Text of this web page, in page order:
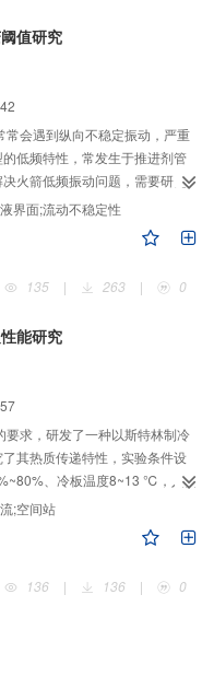
，平均相对误差仅为0.46%，
值研究
会遇到纵向不稳定振动，严重
低频特性，常发生于推进剂管
火箭低频振动问题，需要研究
入高度函数法改进冷凝传质模
凝脉动频率与气液相界面曲率
荡特性。研究结果表明：推进剂
动、气羽振荡、间歇回流。其
，而稳定脉动的压力幅值仅为
振荡流型，此无量纲判据可准确
界面;流动不稳定性
135
| 263 | 0
能研究
求，研发了一种以斯特林制冷
其热质传递特性，实验条件设
、冷板温度8~13 ℃，入口
热系数、传质系数的增加呈正
传热系数提高10.5%，传质系
与传质系数产生了差异化影
了31.6%，反之，传质系数则
然降低冷板温度能够有效提升
随着入口风速的提升而显著增
;空间站
136
| 136 | 0